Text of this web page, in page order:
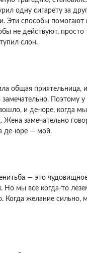
одну сигарету за
Эти способы помогают
не действуют, просто
слон.
общая приятельница,
замечательно. Поэтому
и де-юре, когда
Жена замечательно
де-юре — мой.
— это
Но мы все когда-то
Когда желание сильно,